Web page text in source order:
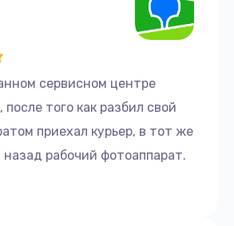
сервисном центре
после того как разбил свой
приехал курьер, в тот же
назад рабочий фотоаппарат.